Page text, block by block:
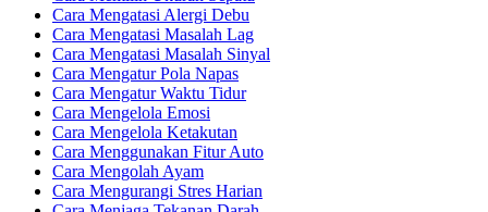
Cara Mengatasi Alergi Debu
Cara Mengatasi Masalah Lag
Cara Mengatasi Masalah Sinyal
Cara Mengatur Pola Napas
Cara Mengatur Waktu Tidur
Cara Mengelola Emosi
Cara Mengelola Ketakutan
Cara Menggunakan Fitur Auto
Cara Mengolah Ayam
Cara Mengurangi Stres Harian